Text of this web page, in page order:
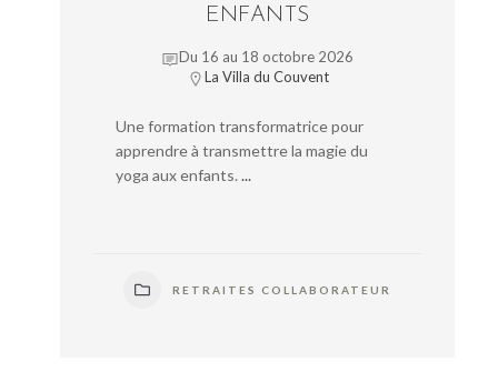
ENFANTS
Du 16 au 18 octobre 2026
La Villa du Couvent
Une formation transformatrice pour
apprendre à transmettre la magie du
yoga aux enfants. ...
RETRAITES COLLABORATEUR